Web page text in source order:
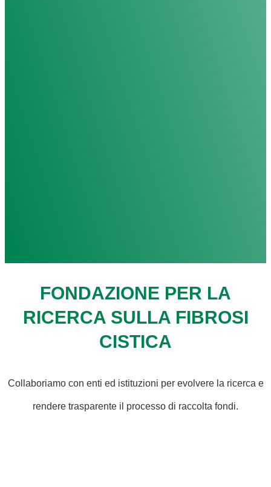
FONDAZIONE PER LA
RICERCA SULLA FIBROSI
CISTICA
Collaboriamo con enti ed istituzioni per evolvere la ricerca e
rendere trasparente il processo di raccolta fondi.